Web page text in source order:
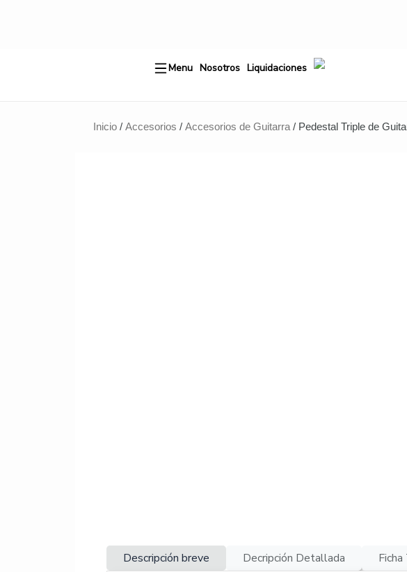
Menu Nosotros Liquidaciones
Inicio /Accesorios /Accesorios de Guitarra / Pedestal Triple de
Descripción breve Decripción Detallada Ficha